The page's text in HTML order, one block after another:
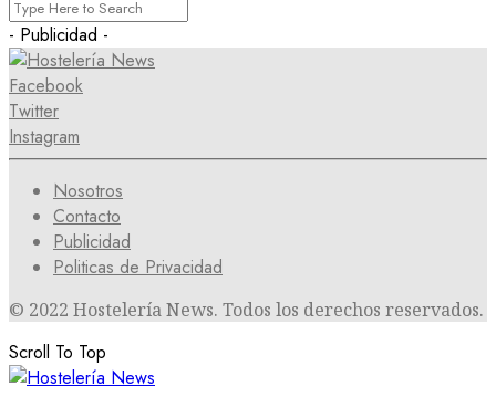
- Publicidad -
Facebook
Twitter
Instagram
Nosotros
Contacto
Publicidad
Politicas de Privacidad
© 2022 Hostelería News. Todos los derechos reservados.
Scroll To Top